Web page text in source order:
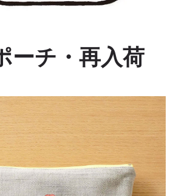
ーチ・再入荷